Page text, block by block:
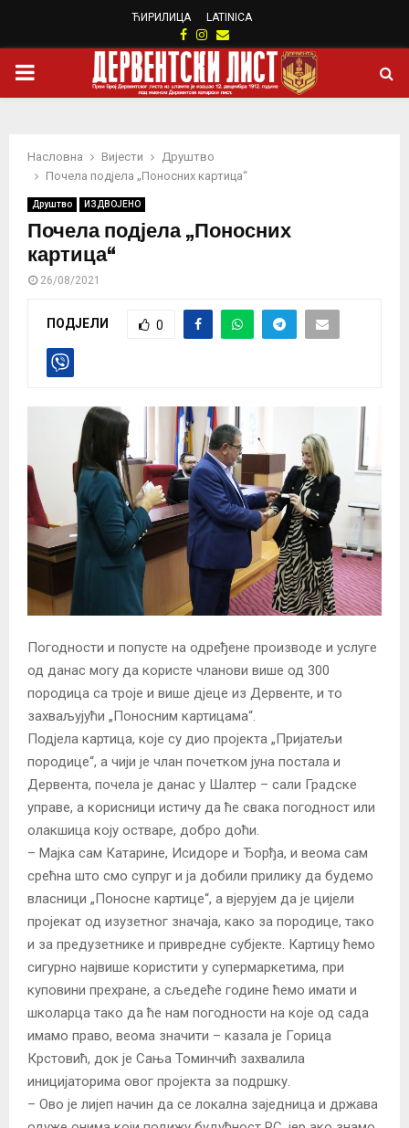
ЋИРИЛИЦА LATINICA
Facebook
Instagram
Email
PRIMARY
Насловна Вијести
Друштво
Почела подјела „Поносних картица“
Друштво ИЗДВОЈЕНО
Почела подјела „Поносних
картица“
26/08/2021
ПОДЈЕЛИ 0
Погодности и попусте на одређене производе и услуге
од данас могу да користе чланови више од 300
породица са троје и више дјеце из Дервенте, и то
захваљујући „Поносним картицама“.
Подјела картица, које су дио пројекта „Пријатељи
породице“, а чији је члан почетком јуна постала и
Дервента, почела је данас у Шалтер – сали Градске
управе, а корисници истичу да ће свака погодност или
олакшица коју остваре, добро доћи.
– Мајка сам Катарине, Исидоре и Ђорђа, и веома сам
срећна што смо супруг и ја добили прилику да будемо
власници „Поносне картице“, а вјерујем да је цијели
пројекат од изузетног значаја, како за породице, тако
и за предузетнике и привредне субјекте. Картицу ћемо
сигурно највише користити у супермаркетима, при
куповини прехране, а сљедеће године ћемо имати и
школарца тако да ће нам погодности на које од сада
имамо право, веома значити – казала је Горица
Крстовић, док је Сања Томинчић захвалила
иницијаторима овог пројекта за подршку.
– Ово је лијеп начин да се локална заједница и држава